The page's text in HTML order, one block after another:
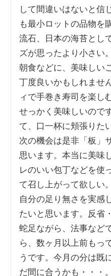
して間違いはないと信
も最小ロットの品物を
流石、日本の海苔とし
ズが思ったより小さい。
朝食などに、美味しい
丁度良いかもしれませ
ィで手巻き寿司を楽し
せっかく美味しいので
て、口一杯に頬張りた
次の機会は是非「板」
思います。本当に美味
レのいい包丁などを使
て召し上がって欲しい。
自分の足り無さを実感
たいと思います。反省
蛇足ながら、法事など
ら、数ヶ月以上前もっ
うです。今月の分は既
だ間に合うかも・・・。